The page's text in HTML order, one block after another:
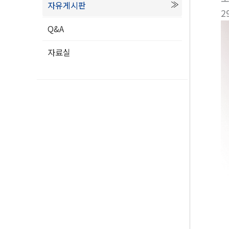
자유게시판
Q&A
자료실